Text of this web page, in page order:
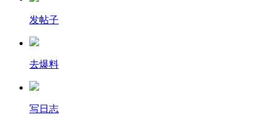
发帖子
去爆料
写日志